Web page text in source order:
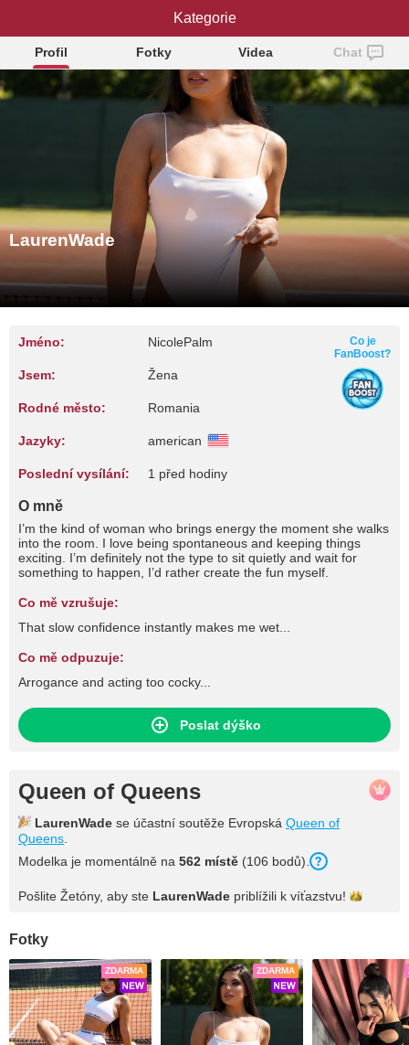
LaurenWade
Profil Fotky Videa Chat
LaurenWade
Jméno: NicolePalm
Jsem: Žena
Rodné město: Romania
Jazyky: american
Poslední vysílání: 1 před hodiny
Co je
FanBoost?
O mně
I’m the kind of woman who brings energy the moment she walks
into the room. I love being spontaneous and keeping things
exciting. I’m definitely not the type to sit quietly and wait for
something to happen, I’d rather create the fun myself.
Co mě vzrušuje:
That slow confidence instantly makes me wet...
Co mě odpuzuje:
Arrogance and acting too cocky...
Poslat dýško
Queen of Queens
LaurenWade se účastní soutěže Evropská Queen of
Queens
Modelka je momentálně na 562 místě (106 bodů).
Pošlite Žetóny, aby ste LaurenWade priblížili k víťazstvu!
Fotky
ZDARMA ZDARMA
Kategorie